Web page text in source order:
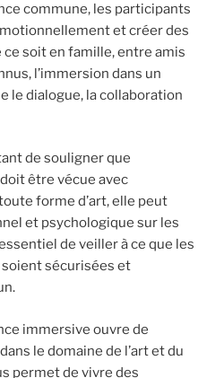
commune, les participants
et créer des
soit en famille, entre amis
l’immersion dans un
le dialogue, la collaboration
de souligner que
être vécue avec
forme d’art, elle peut
et psychologique sur les
de veiller à ce que les
sécurisées et
immersive ouvre de
le domaine de l’art et du
permet de vivre des